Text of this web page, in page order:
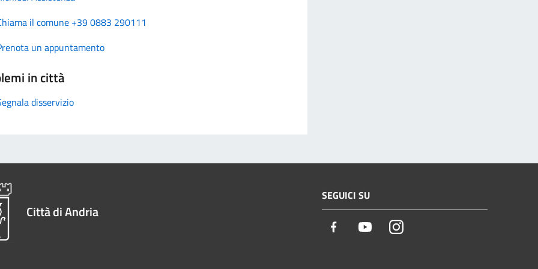
il comune +39 0883 290111
un appuntamento
in città
disservizio
Città di Andria
SEGUICI SU
Facebook YoutubeInstagram